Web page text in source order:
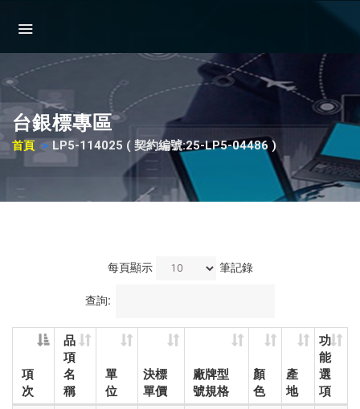
台銀標專區
首頁 LP5-114025 ( 契約編號:25-LP5-04486 )
每頁顯示 筆記錄
查詢:
項
次
品
項
名
稱
單
位
決標
單價
廠牌型
號規格
顏
色
產
地
功
能
選
項